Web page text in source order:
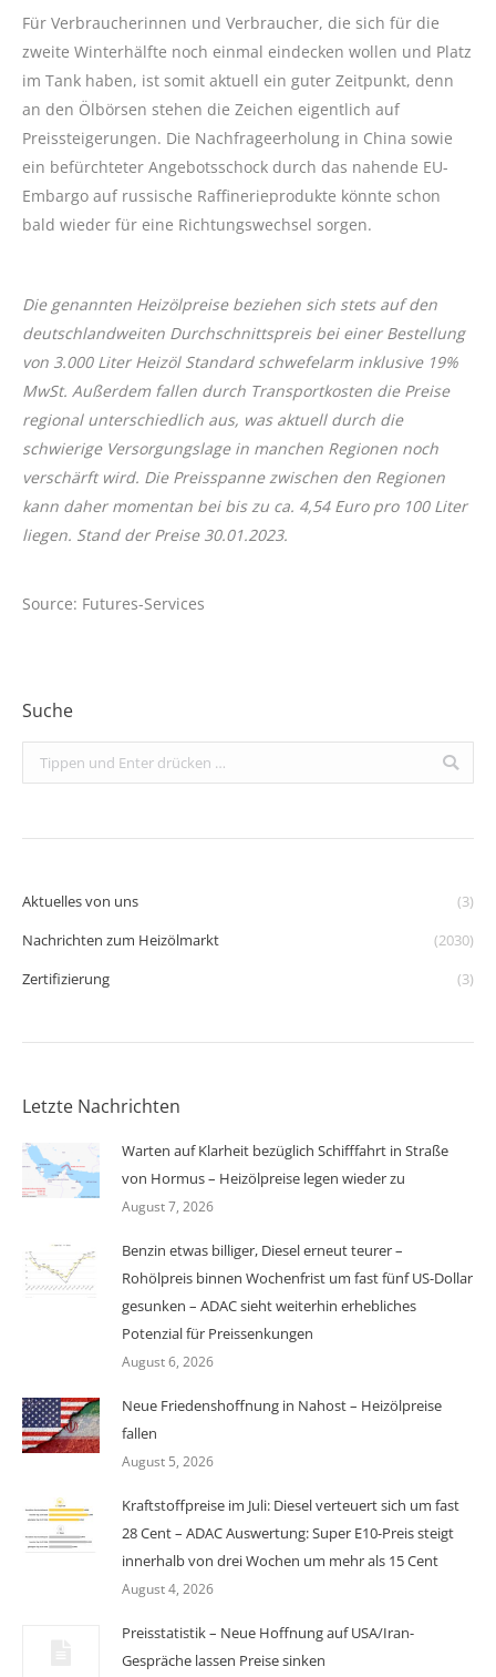
Für Verbraucherinnen und Verbraucher, die sich für die
zweite Winterhälfte noch einmal eindecken wollen und Platz
im Tank haben, ist somit aktuell ein guter Zeitpunkt, denn
an den Ölbörsen stehen die Zeichen eigentlich auf
Preissteigerungen. Die Nachfrageerholung in China sowie
ein befürchteter Angebotsschock durch das nahende EU-
Embargo auf russische Raffinerieprodukte könnte schon
bald wieder für eine Richtungswechsel sorgen.
Die genannten Heizölpreise beziehen sich stets auf den
deutschlandweiten Durchschnittspreis bei einer Bestellung
von 3.000 Liter Heizöl Standard schwefelarm inklusive 19%
MwSt. Außerdem fallen durch Transportkosten die Preise
regional unterschiedlich aus, was aktuell durch die
schwierige Versorgungslage in manchen Regionen noch
verschärft wird. Die Preisspanne zwischen den Regionen
kann daher momentan bei bis zu ca. 4,54 Euro pro 100 Liter
liegen. Stand der Preise 30.01.2023.
Source: Futures-Services
Suche
Search:
Aktuelles von uns
(3)
Nachrichten zum Heizölmarkt
(2030)
Zertifizierung
(3)
Letzte Nachrichten
Warten auf Klarheit bezüglich Schifffahrt in Straße
von Hormus – Heizölpreise legen wieder zu
August 7, 2026
Benzin etwas billiger, Diesel erneut teurer –
Rohölpreis binnen Wochenfrist um fast fünf US-Dollar
gesunken – ADAC sieht weiterhin erhebliches
Potenzial für Preissenkungen
August 6, 2026
Neue Friedenshoffnung in Nahost – Heizölpreise
fallen
August 5, 2026
Kraftstoffpreise im Juli: Diesel verteuert sich um fast
28 Cent – ADAC Auswertung: Super E10-Preis steigt
innerhalb von drei Wochen um mehr als 15 Cent
August 4, 2026
Preisstatistik – Neue Hoffnung auf USA/Iran-
Gespräche lassen Preise sinken